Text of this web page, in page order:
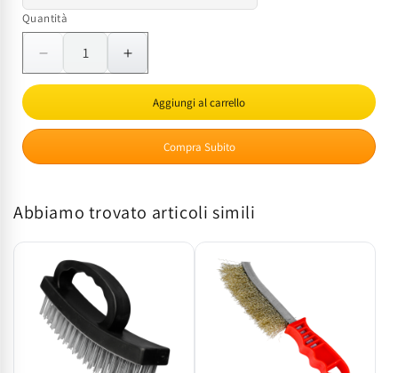
Quantità
Quantità
Diminuisci
quantità
Spazzola
per
EL-
|
Pulizia
Professionale
Aumenta
quantità
Spazzola
per
Cerchioni
EL-
|
Professionale
Aggiungi al carrello
Compra Subito
Abbiamo trovato articoli simili